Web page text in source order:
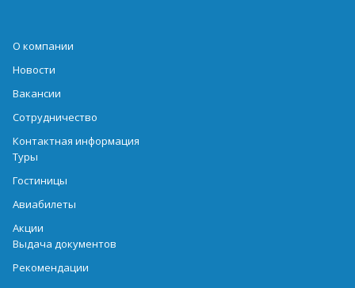
О компании
Новости
Вакансии
Сотрудничество
Контактная информация
Туры
Гостиницы
Авиабилеты
Акции
Выдача документов
Рекомендации